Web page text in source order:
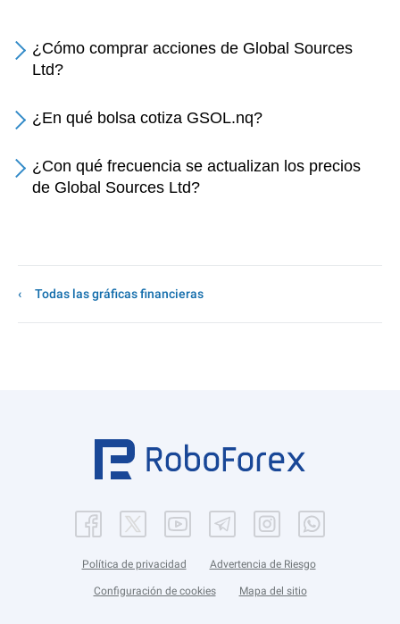
¿Cómo comprar acciones de Global Sources
Ltd?
¿En qué bolsa cotiza GSOL.nq?
¿Con qué frecuencia se actualizan los precios
de Global Sources Ltd?
Todas las gráficas financieras
Política de privacidad Advertencia de Riesgo
Configuración de cookies Mapa del sitio